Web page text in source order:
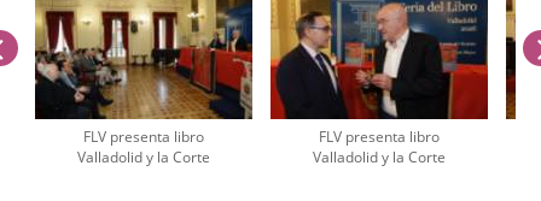
FLV presenta libro
Valladolid y la Corte
FLV presenta libro
Valladolid y la Corte
anterior